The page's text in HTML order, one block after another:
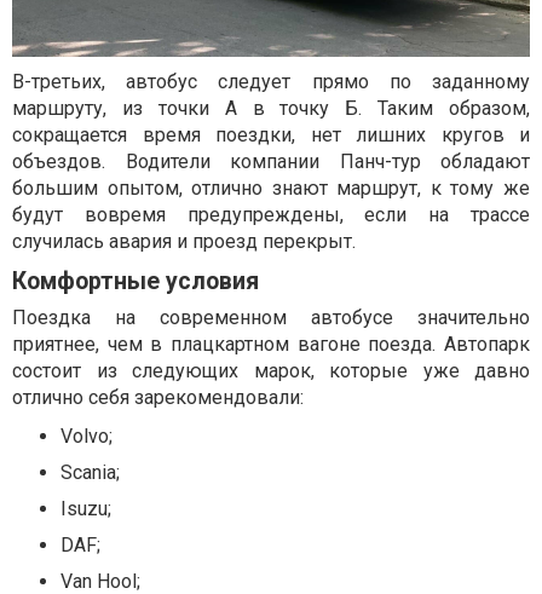
В-третьих, автобус следует прямо по заданному
маршруту, из точки А в точку Б. Таким образом,
сокращается время поездки, нет лишних кругов и
объездов. Водители компании Панч-тур обладают
большим опытом, отлично знают маршрут, к тому же
будут вовремя предупреждены, если на трассе
случилась авария и проезд перекрыт.
Комфортные условия
Поездка на современном автобусе значительно
приятнее, чем в плацкартном вагоне поезда. Автопарк
состоит из следующих марок, которые уже давно
отлично себя зарекомендовали:
Volvo;
Scania;
Isuzu;
DAF;
Van Hool;